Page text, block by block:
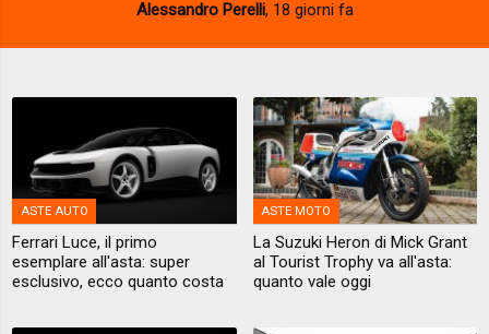
Alessandro Perelli, 18 giorni fa
ASTE AUTO
Ferrari Luce, il primo
esemplare all'asta: super
esclusivo, ecco quanto costa
ASTE MOTO
La Suzuki Heron di Mick Grant
al Tourist Trophy va all'asta:
quanto vale oggi